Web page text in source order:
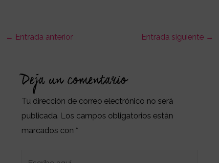
← Entrada anterior Entrada siguiente →
Deja un comentario
Tu dirección de correo electrónico no será
publicada. Los campos obligatorios están
marcados con *